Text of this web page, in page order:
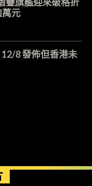
元
12/8 發佈但香港未